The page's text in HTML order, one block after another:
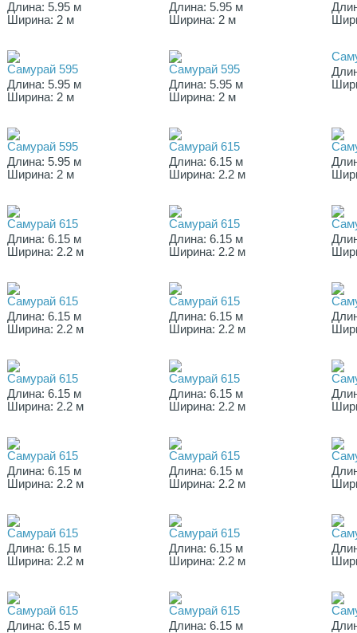
Длина: 5.95 м
Ширина: 2 м
Длина: 5.95 м
Ширина: 2 м
Самурай 595
Длина: 5.95 м
Ширина: 2 м
Самурай 595
Длина: 5.95 м
Ширина: 2 м
Самурай 595
Длина: 5.95 м
Ширина: 2 м
Самурай 615
Длина: 6.15 м
Ширина: 2.2 м
Самурай 615
Длина: 6.15 м
Ширина: 2.2 м
Самурай 615
Длина: 6.15 м
Ширина: 2.2 м
Самурай 615
Длина: 6.15 м
Ширина: 2.2 м
Самурай 615
Длина: 6.15 м
Ширина: 2.2 м
Самурай 615
Длина: 6.15 м
Ширина: 2.2 м
Самурай 615
Длина: 6.15 м
Ширина: 2.2 м
Самурай 615
Длина: 6.15 м
Ширина: 2.2 м
Самурай 615
Длина: 6.15 м
Ширина: 2.2 м
Самурай 615
Длина: 6.15 м
Ширина: 2.2 м
Самурай 615
Длина: 6.15 м
Ширина: 2.2 м
Самурай 615
Длина: 6.15 м
Самурай 615
Длина: 6.15 м